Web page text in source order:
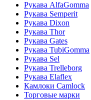
Рукава AlfaGomma
Рукава Semperit
Рукава Dixon
Рукава Thor
Рукава Gates
Рукава TubiGomma
Рукава Sel
Рукава Trelleborg
Рукава Elaflex
Камлоки Camlock
Торговые марки